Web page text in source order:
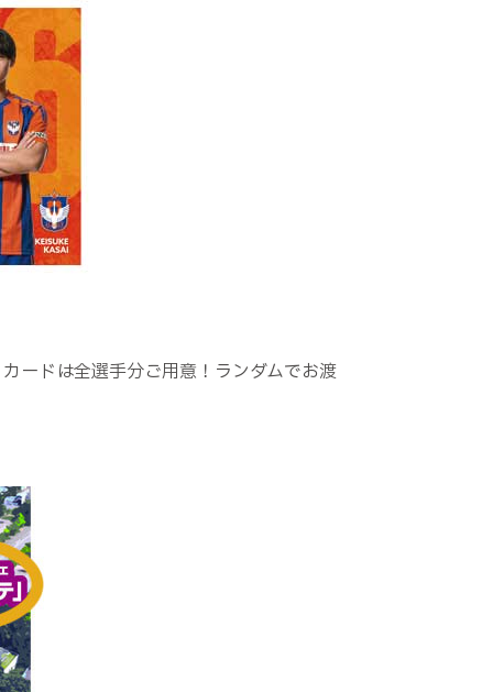
ードは全選手分ご用意！ランダムでお渡